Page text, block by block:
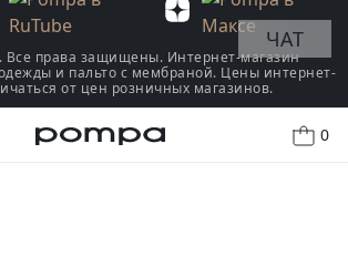
0
Все права защищены. Интернет-магазин
и пальто с мембраной. Цены интернет-
от цен розничных магазинов.
ЧАТ